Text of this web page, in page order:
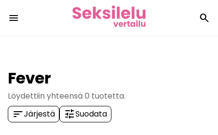
menu search
Fever
Löydettiin yhteensä 0 tuotetta.
sortJärjestä tuneSuodata